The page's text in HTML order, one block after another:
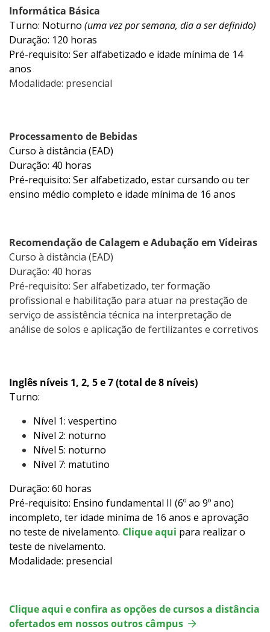
Informática Básica
Turno: Noturno (uma vez por semana, dia a ser definido)
Duração: 120 horas
Pré-requisito: Ser alfabetizado e idade mínima de 14
anos
Modalidade: presencial
Processamento de Bebidas
Curso à distância (EAD)
Duração: 40 horas
Pré-requisito: Ser alfabetizado, estar cursando ou ter
ensino médio completo e idade mínima de 16 anos
Recomendação de Calagem e Adubação em Videiras
Curso à distância (EAD)
Duração: 40 horas
Pré-requisito: Ser alfabetizado, ter formação
profissional e habilitação para atuar na prestação de
serviço de assistência técnica na interpretação de
análise de solos e aplicação de fertilizantes e corretivos
Inglês níveis 1, 2, 5 e 7 (total de 8 níveis)
Turno:
Nível 1: vespertino
Nível 2: noturno
Nível 5: noturno
Nível 7: matutino
Duração: 60 horas
Pré-requisito: Ensino fundamental II (6º ao 9º ano)
incompleto, ter idade miníma de 16 anos e aprovação
no teste de nivelamento. Clique aqui para realizar o
teste de nivelamento.
Modalidade: presencial
Clique aqui e confira as opções de cursos a distância
ofertados em nossos outros câmpus